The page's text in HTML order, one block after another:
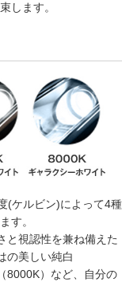
します。
(ケルビン)によって4種
す。
と視認性を兼ね備えた
の美しい純白
8000K）など、自分の